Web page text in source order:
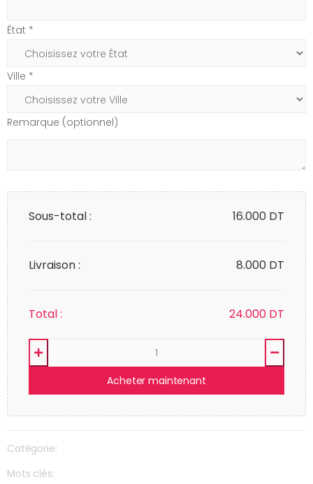
État *
Ville *
Remarque (optionnel)
Sous-total : 16.000 DT
Livraison : 8.000 DT
Total : 24.000 DT
Acheter maintenant
Catégorie:
Mots clés: